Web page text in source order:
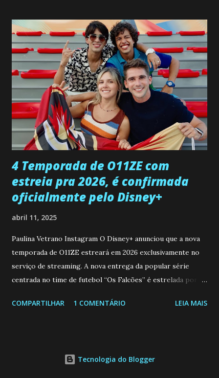
confessa a Gabriel que ele demonstrou ser o tipo de
pessoa que ela tanto desejou durante toda a vida. Camila
entra no quarto de Gabriel e imagina como seria o
encontro deles, quando conseguir seduzi-lo. Manuel avisa a
Paula sobre a suposta infidelidade de Gabriel com Joana.
Rogerio consegue se livrar de todas as suspeitas pelo
desaparecimento de Francisco, apontando que ele poderia
ter sido vítima da fúria de Gabriel. Artur informa a Gabriel
que a clínica inseminou por engano outra paciente, que está
...
4 Temporada de O11ZE com
estreia pra 2026, é confirmada
oficialmente pelo Disney+
abril 11, 2025
Paulina Vetrano Instagram O Disney+ anunciou que a nova
temporada de O11ZE estreará em 2026 exclusivamente no
serviço de streaming. A nova entrega da popular série
centrada no time de futebol “Os Falcões” é estrelada por
Brum (Dedé), que voltam a interpretar seus personagens
atleta Sergio “Kun” Agüero, além de outras figuras de
COMPARTILHAR 1 COMENTÁRIO LEIA MAIS
Tecnologia do Blogger